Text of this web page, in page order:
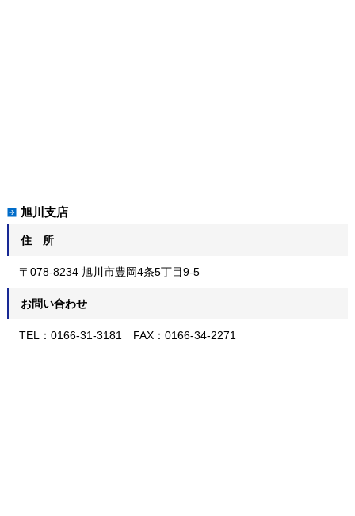
旭川支店
住 所
〒078-8234 旭川市豊岡4条5丁目9-5
お問い合わせ
TEL：0166-31-3181 FAX：0166-34-2271